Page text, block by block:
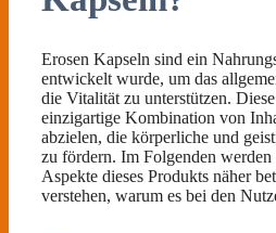
Erosen Kapseln sind ein
entwickelt wurde, um das
die Vitalität zu unterstützen.
einzigartige Kombination von
abzielen, die körperliche und
zu fördern. Im Folgenden
Aspekte dieses Produkts näher
verstehen, warum es bei den